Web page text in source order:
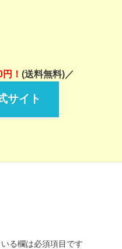
！ (送料無料)／
サイト
る欄は必須項目です